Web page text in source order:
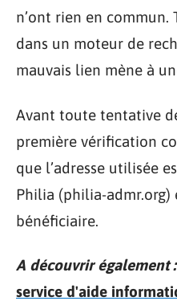
n’ont rien en commun.
dans un moteur de
mauvais lien mène à
Avant toute tentative
première vérification
que l’adresse utilisée
Philia (philia-admr.org)
bénéficiaire.
A découvrir également :
service d'aide